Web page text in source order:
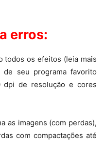
erros:
todos os efeitos (leia mais
seu programa favorito
dpi de resolução e cores
as imagens (com perdas),
com compactações até